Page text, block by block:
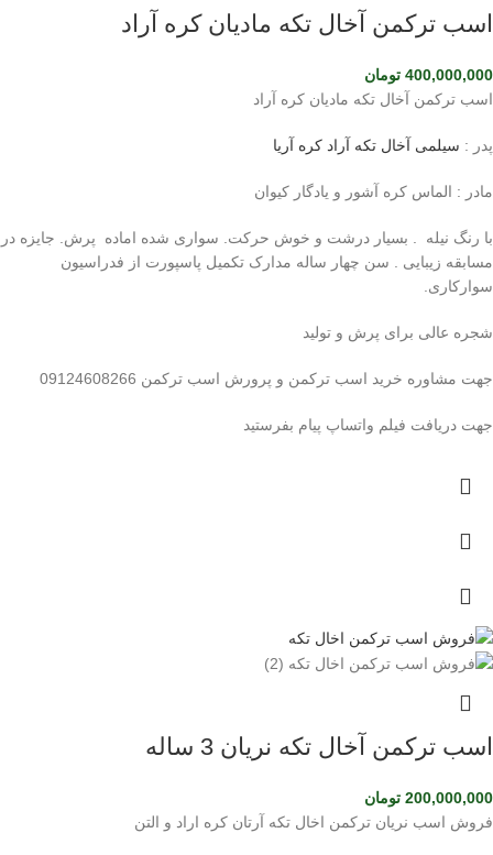
اسب ترکمن آخال تکه مادیان کره آراد
400,000,000 تومان
اسب ترکمن آخال تکه مادیان کره آراد
پدر : سیلمی آخال تکه آراد کره آریا
مادر : الماس کره آشور و یادگار کیوان
با رنگ نیله . بسیار درشت و خوش حرکت. سواری شده اماده پرش. جایزه در
مسابقه زیبایی . سن چهار ساله مدارک تکمیل پاسپورت از فدراسیون
سوارکاری.
شجره عالی برای پرش و تولید
جهت مشاوره خرید اسب ترکمن و پرورش اسب ترکمن 09124608266
جهت دریافت فیلم واتساپ پیام بفرستید
اسب ترکمن آخال تکه نریان 3 ساله
200,000,000 تومان
فروش اسب نریان ترکمن اخال تکه آرتان کره اراد و التن